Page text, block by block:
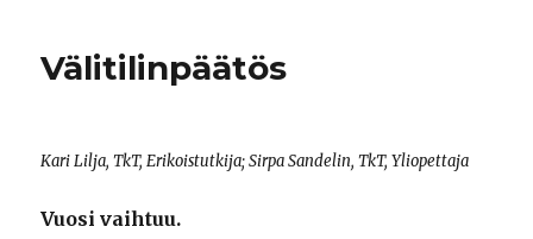
Välitilinpäätös
Kari Lilja, TkT, Erikoistutkija; Sirpa Sandelin, TkT, Yliopettaja
Vuosi vaihtuu.